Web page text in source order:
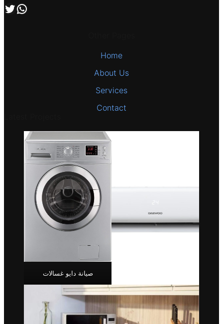
تابعنا علي صفحة التويتر اتصل بنا علي طريق الوتساب
Home
About Us
Services
Contact
صيانة دايو غسالات